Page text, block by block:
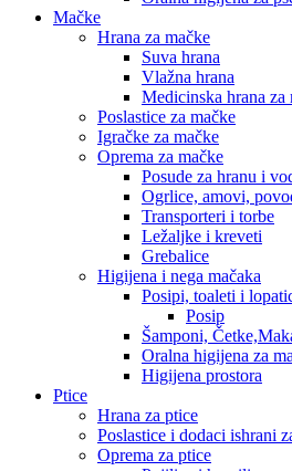
Mačke
Hrana za mačke
Suva hrana
Vlažna hrana
Medicinska hrana za
Poslastice za mačke
Igračke za mačke
Oprema za mačke
Posude za hranu i
Ogrlice, amovi,
Transporteri i torbe
Ležaljke i kreveti
Grebalice
Higijena i nega mačaka
Posipi, toaleti i
Posip
Šamponi,
Oralna higijena za
Higijena prostora
Ptice
Hrana za ptice
Poslastice i dodaci ishrani
Oprema za ptice